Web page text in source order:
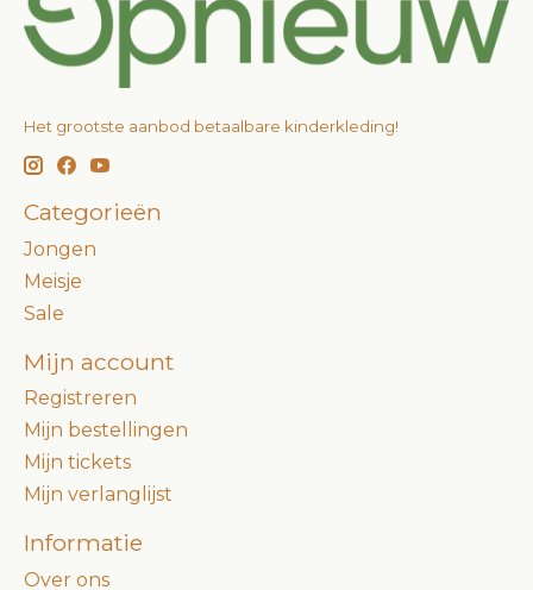
Het grootste aanbod betaalbare kinderkleding!
Categorieën
Jongen
Meisje
Sale
Mijn account
Registreren
Mijn bestellingen
Mijn tickets
Mijn verlanglijst
Informatie
Over ons